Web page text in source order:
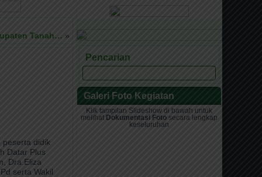
Tanah… »
peserta didik
Datar Plus
Dra.Eliza
serta Wakil
Pencarian
Galeri Foto Kegiatan
Klik tampilan Slideshow di bawah untuk
melihat Dokumentasi Foto secara lengkap
keseluruhan